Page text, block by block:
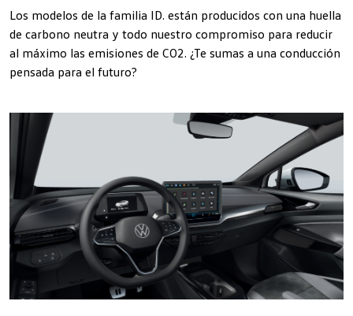
Los modelos de la familia ID. están producidos con una huella
de carbono neutra y todo nuestro compromiso para reducir
al máximo las emisiones de CO2. ¿Te sumas a una conducción
pensada para el futuro?